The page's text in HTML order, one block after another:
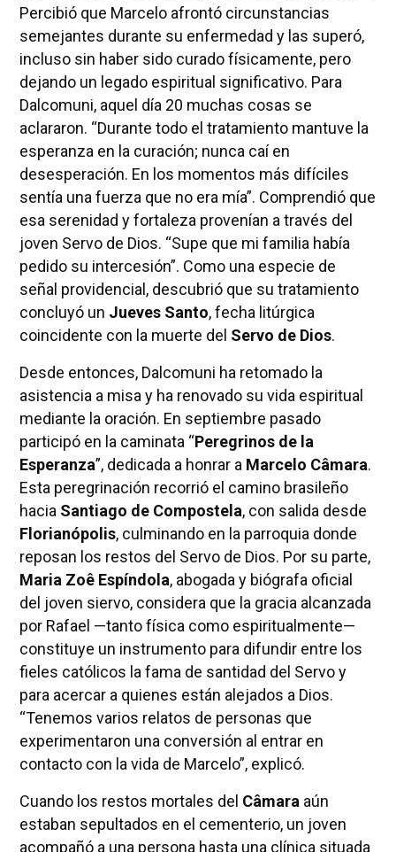
Percibió que Marcelo afrontó circunstancias
semejantes durante su enfermedad y las superó,
incluso sin haber sido curado físicamente, pero
dejando un legado espiritual significativo. Para
Dalcomuni, aquel día 20 muchas cosas se
aclararon. “Durante todo el tratamiento mantuve la
esperanza en la curación; nunca caí en
desesperación. En los momentos más difíciles
sentía una fuerza que no era mía”. Comprendió que
esa serenidad y fortaleza provenían a través del
joven Servo de Dios. “Supe que mi familia había
pedido su intercesión”. Como una especie de
señal providencial, descubrió que su tratamiento
concluyó un Jueves Santo, fecha litúrgica
coincidente con la muerte del Servo de Dios.
Desde entonces, Dalcomuni ha retomado la
asistencia a misa y ha renovado su vida espiritual
mediante la oración. En septiembre pasado
participó en la caminata “Peregrinos de la
Esperanza”, dedicada a honrar a Marcelo Câmara.
Esta peregrinación recorrió el camino brasileño
hacia Santiago de Compostela, con salida desde
Florianópolis, culminando en la parroquia donde
reposan los restos del Servo de Dios. Por su parte,
Maria Zoê Espíndola, abogada y biógrafa oficial
del joven siervo, considera que la gracia alcanzada
por Rafael —tanto física como espiritualmente—
constituye un instrumento para difundir entre los
fieles católicos la fama de santidad del Servo y
para acercar a quienes están alejados a Dios.
“Tenemos varios relatos de personas que
experimentaron una conversión al entrar en
contacto con la vida de Marcelo”, explicó.
Cuando los restos mortales del Câmara aún
estaban sepultados en el cementerio, un joven
acompañó a una persona hasta una clínica situada